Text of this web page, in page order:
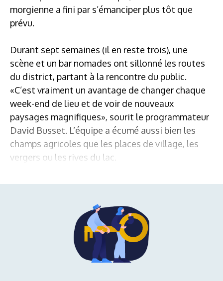
morgienne a fini par s’émanciper plus tôt que
prévu.
Durant sept semaines (il en reste trois), une
scène et un bar nomades ont sillonné les routes
du district, partant à la rencontre du public.
«C’est vraiment un avantage de changer chaque
week-end de lieu et de voir de nouveaux
paysages magnifiques», sourit le programmateur
David Busset. L’équipe a écumé aussi bien les
champs agricoles que les places de village, les
vergers ou les rives du lac.